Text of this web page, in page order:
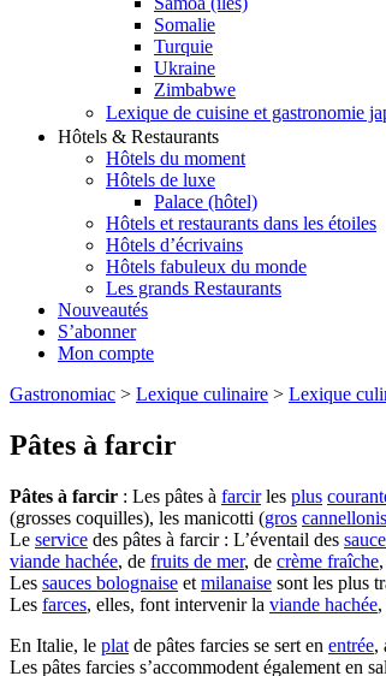
Somalie
Turquie
Ukraine
Zimbabwe
Lexique de cuisine et gastronomie
Hôtels & Restaurants
Hôtels du moment
Hôtels de luxe
Palace (hôtel)
Hôtels et restaurants dans les étoiles
Hôtels d’écrivains
Hôtels fabuleux du monde
Les grands Restaurants
Nouveautés
S’abonner
Mon compte
Gastronomiac > Lexique culinaire > Lexique
Pâtes à farcir
Pâtes à farcir : Les pâtes à farcirles plus
(grosses coquilles), les manicotti (gros cannellonis
Le service des pâtes à farcir : L’éventail des
viande hachée, de fruits de mer, de crème fraîche
Les sauces bolognaise et milanaise sont les plus
Les farces, elles, font intervenir la viande hachée
En Italie, le plat de pâtes farcies se sert en entrée,
Les pâtes farcies s’accommodent également en